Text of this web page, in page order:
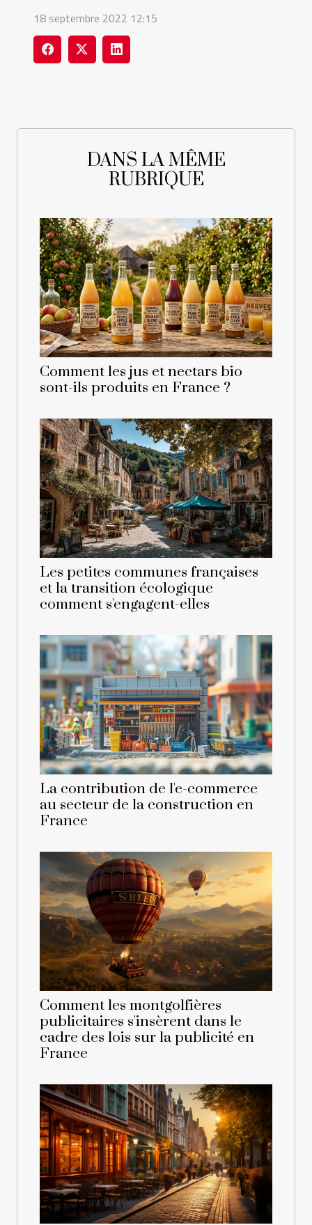
18 septembre 2022 12:15
DANS LA MÊME
RUBRIQUE
Comment les jus et nectars bio
sont-ils produits en France ?
Les petites communes françaises
et la transition écologique
comment s'engagent-elles
La contribution de l'e-commerce
au secteur de la construction en
France
Comment les montgolfières
publicitaires s'insèrent dans le
cadre des lois sur la publicité en
France